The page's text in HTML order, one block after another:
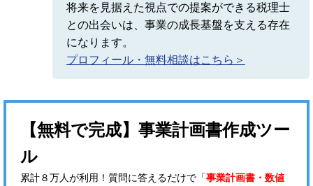
将来を見据えた視点での提案ができる税理士
との出会いは、事業の成長基盤を支える存在
になります。
プロフィール・無料相談はこちら＞
【無料で完成】事業計画書作成ツー
ル
累計８万人が利用！質問に答えるだけで「事業計画書・数値